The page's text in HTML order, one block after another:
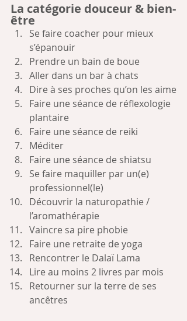
La catégorie douceur & bien-
être
Se faire coacher pour mieux
s’épanouir
Prendre un bain de boue
Aller dans un bar à chats
Dire à ses proches qu’on les aime
Faire une séance de réflexologie
plantaire
Faire une séance de reiki
Méditer
Faire une séance de shiatsu
Se faire maquiller par un(e)
professionnel(le)
Découvrir la naturopathie /
l’aromathérapie
Vaincre sa pire phobie
Faire une retraite de yoga
Rencontrer le Dalaï Lama
Lire au moins 2 livres par mois
Retourner sur la terre de ses
ancêtres